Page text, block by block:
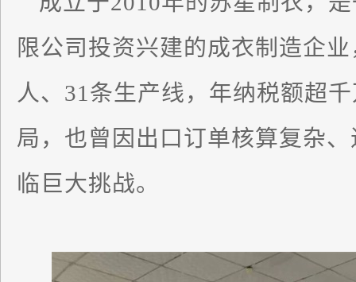
限公司投资兴建的成衣制造企
人、31条生产线，年纳税额超
局，也曾因出口订单核算复杂
临巨大挑战。